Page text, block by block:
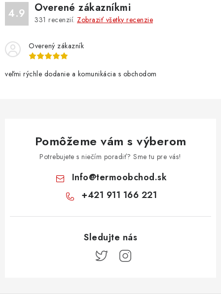
4.9 Overené zákazníkmi
331 recenzií. Zobraziť všetky recenzie
Overený zákazník
veľmi rýchle dodanie a komunikácia s obchodom
Pomôžeme vám s výberom
Potrebujete s niečím poradiť? Sme tu pre vás!
Info@termoobchod.sk
+421 911 166 221